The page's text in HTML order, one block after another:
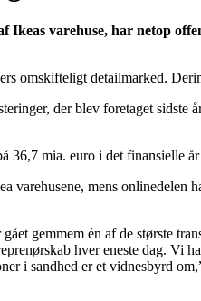
Ikeas varehuse, har netop
omskifteligt detailmarked.
der blev foretaget sidste
36,7 mia. euro i det finansielle
varehusene, mens onlinedelen
gemmem én af de største
hver eneste dag. Vi
i sandhed er et vidnesbyrd